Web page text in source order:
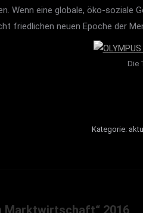
Wenn eine globale, öko-
friedlichen neuen Epoche der
Die
Kategorie:
Marktwirtschaft“ 2016